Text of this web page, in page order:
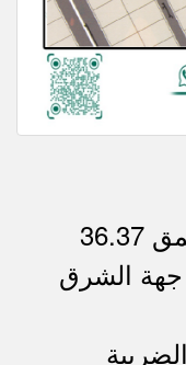
جهة الشرق